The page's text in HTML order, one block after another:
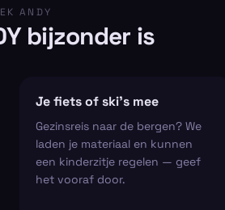
ANDY
bijzonder is
Je fiets of ski’s mee
Gezinsreis naar de bergen? We
laden je materiaal en kunnen
een kinderzitje regelen — geef
het vooraf door.